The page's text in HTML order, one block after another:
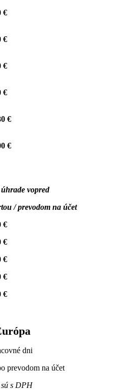
4,70 €
5,80 €
8,00 €
9,50 €
12,30 €
16,00 €
vopred
na účet
€
€
€
€
dni
prevodom na účet
s DPH